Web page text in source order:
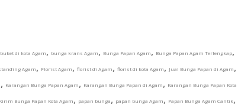
buket di kota Agam, bunga krans Agam, Bunga Papan Agam, Bunga Papan Agam Terlengkap,
Agam, Florist Agam, florist di Agam, florist di kota Agam, Jual Bunga Papan di Agam,
, Karangan Bunga Papan Agam, Karangan Bunga Papan di Agam, Karangan Bunga Papan Kota
Kirim Bunga Papan Kota Agam, papan bunga, papan bunga Agam, Papan Bunga Agam Cantik,